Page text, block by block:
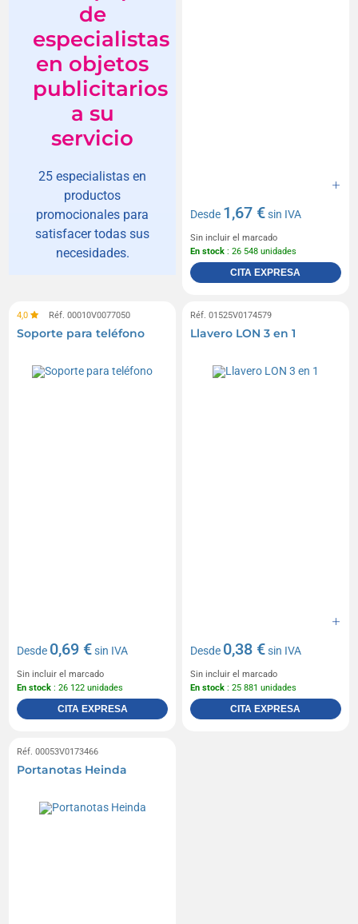
de
especialistas
en objetos
publicitarios
a su
servicio
25 especialistas en
productos
promocionales para
satisfacer todas sus
necesidades.
Desde 1,67 €sin IVA
Sin incluir el marcado
En stock : 26 548 unidades
CITA EXPRESA
4,0 Réf. 00010V0077050
Soporte para teléfono
Desde 0,69 €sin IVA
Sin incluir el marcado
En stock : 26 122 unidades
CITA EXPRESA
Réf. 01525V0174579
Llavero LON 3 en 1
Desde 0,38 €sin IVA
Sin incluir el marcado
En stock : 25 881 unidades
CITA EXPRESA
Réf. 00053V0173466
Portanotas Heinda